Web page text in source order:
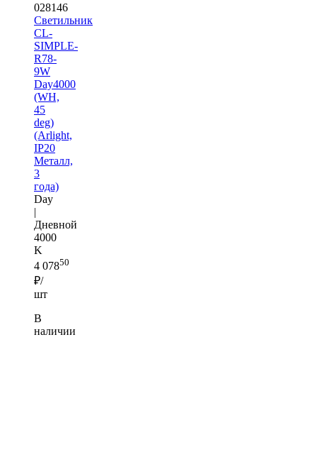
028146
Светильник
CL-
SIMPLE-
R78-
9W
Day4000
(WH,
45
deg)
(Arlight,
IP20
Металл,
3
года)
Day
|
Дневной
4000
K
4 07850
₽/
шт
В
наличии